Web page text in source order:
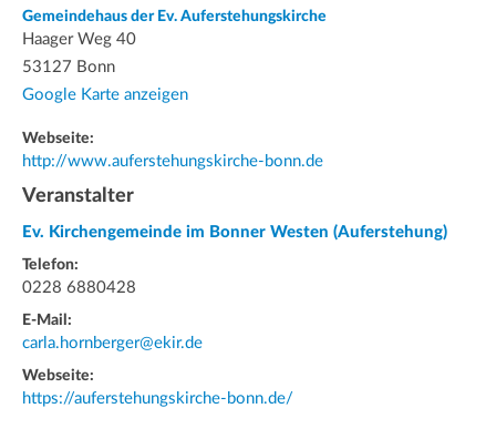
Gemeindehaus der Ev. Auferstehungskirche
Haager Weg 40
53127 Bonn
Google Karte anzeigen
Webseite:
http://www.auferstehungskirche-bonn.de
Veranstalter
Ev. Kirchengemeinde im Bonner Westen (Auferstehung)
Telefon:
0228 6880428
E-Mail:
carla.hornberger@ekir.de
Webseite:
https://auferstehungskirche-bonn.de/